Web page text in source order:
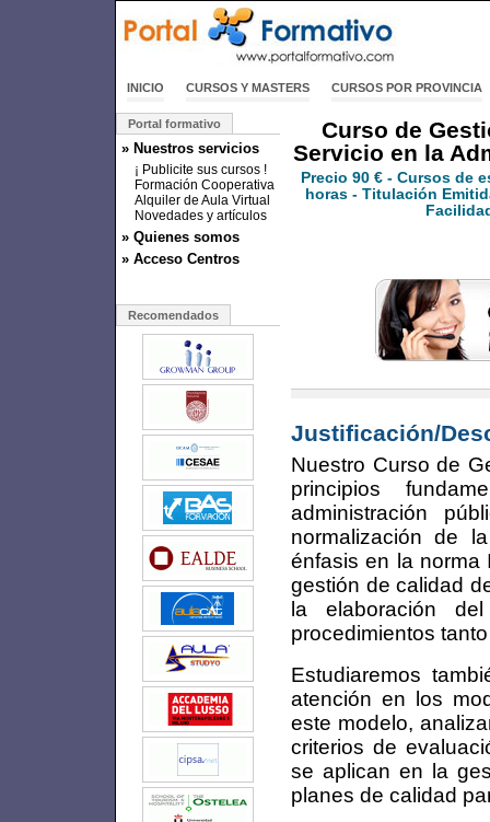
INICIO CURSOS Y MASTERS CURSOS POR PROVINCIA
Portal formativo
» Nuestros servicios
¡ Publicite sus cursos !
Formación Cooperativa
Alquiler de Aula Virtual
Novedades y artículos
» Quienes somos
» Acceso Centros
Recomendados
Curso de
Servicio en la
Precio 90 € - Cursos de
horas - Titulación
Justificación/
Nuestro Curso de
principios
administración
normalización de
énfasis en la norma
gestión de calidad
la elaboración
procedimientos
Estudiaremos
atención en los
este modelo,
criterios de
se aplican en la
planes de calidad